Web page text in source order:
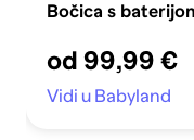
Bočica s
od 99,99 €
Vidi u Babyland